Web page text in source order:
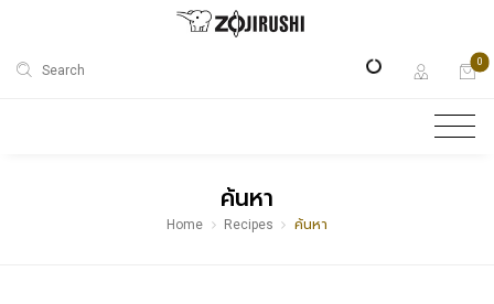
Search
0
ค้นหา
Home Recipes ค้นหา